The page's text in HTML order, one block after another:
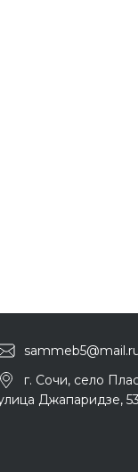
г. Сочи, село
Джапаридзе,